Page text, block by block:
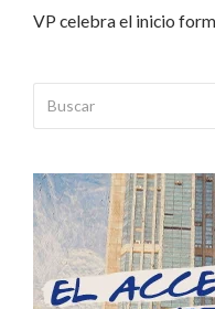
VP celebra el inicio